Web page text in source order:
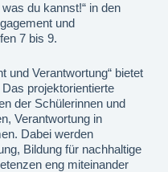
du kannst!“ in den
und
7 bis 9.
und Verantwortung“ bietet
projektorientierte
der Schülerinnen und
Verantwortung in
Dabei werden
Bildung für nachhaltige
eng miteinander